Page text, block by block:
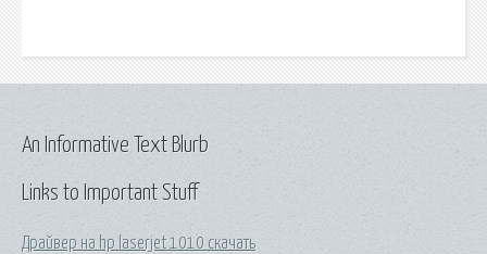
Links to Important Stuff
Драйвер на hp laserjet 1010 скачать
An Informative Text Blurb